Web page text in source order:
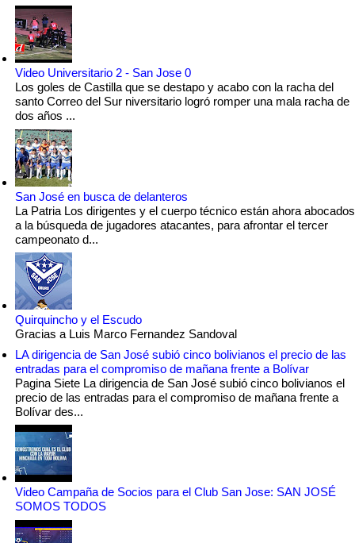
Video Universitario 2 - San Jose 0
Los goles de Castilla que se destapo y acabo con la racha del
santo Correo del Sur niversitario logró romper una mala racha de
dos años ...
San José en busca de delanteros
La Patria Los dirigentes y el cuerpo técnico están ahora abocados
a la búsqueda de jugadores atacantes, para afrontar el tercer
campeonato d...
Quirquincho y el Escudo
Gracias a Luis Marco Fernandez Sandoval
LA dirigencia de San José subió cinco bolivianos el precio de las
entradas para el compromiso de mañana frente a Bolívar
Pagina Siete La dirigencia de San José subió cinco bolivianos el
precio de las entradas para el compromiso de mañana frente a
Bolívar des...
Video Campaña de Socios para el Club San Jose: SAN JOSÉ
SOMOS TODOS